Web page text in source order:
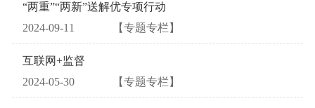
“两重”“两新”送解优专项行动
2024-09-11
【专题专栏】
互联网+监督
2024-05-30
【专题专栏】